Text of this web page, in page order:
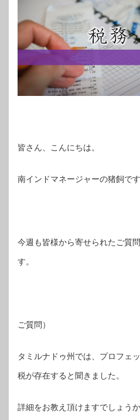
皆さん、こんにちは。
南インドマネージャーの猪飼です
今週も皆様から寄せられたご質
す。
ご質問）
タミルナドゥ州では、プロフェ
税が存在すると聞きました。
詳細をお教え頂けますでしょうか